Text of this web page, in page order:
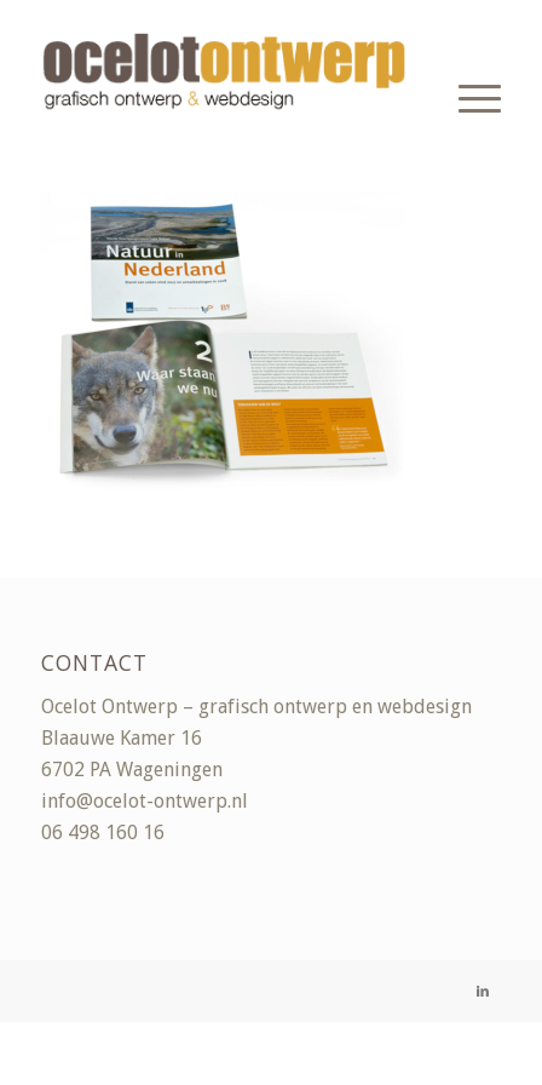
CONTACT
Ocelot Ontwerp – grafisch ontwerp en webdesign
Blaauwe Kamer 16
6702 PA Wageningen
info@ocelot-ontwerp.nl
06 498 160 16